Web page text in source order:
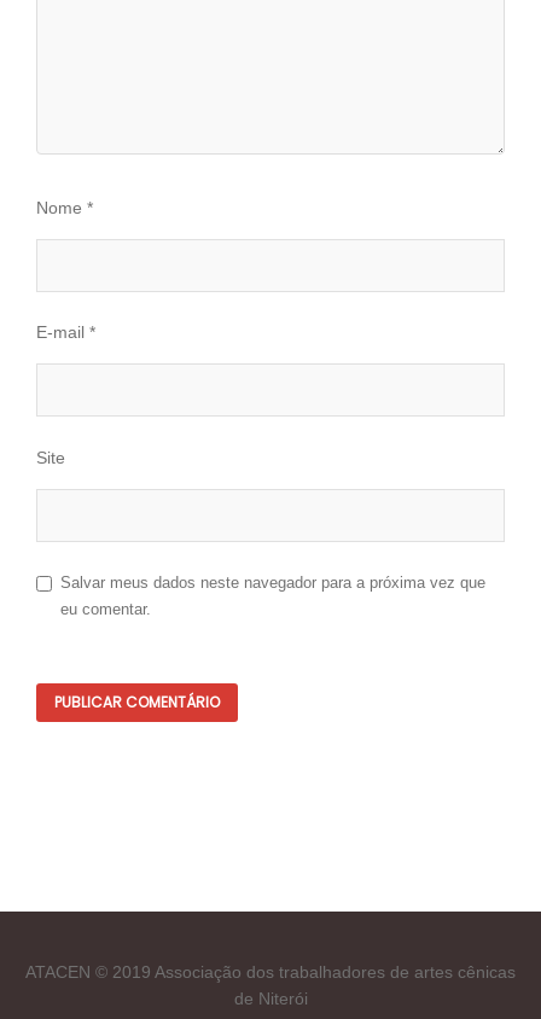
Nome *
E-mail *
Site
Salvar meus dados neste navegador para a próxima vez que
eu comentar.
ATACEN © 2019 Associação dos trabalhadores de artes cênicas
de Niterói